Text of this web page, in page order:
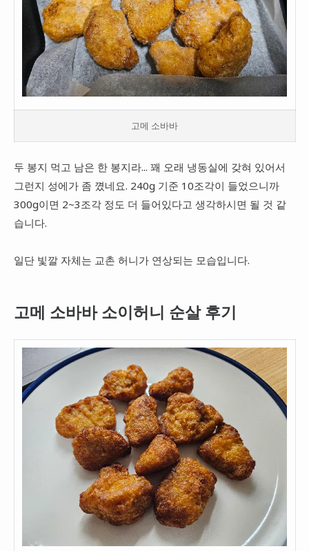
고메 소바바
두 봉지 먹고 남은 한 봉지라... 꽤 오래 냉동실에 갖혀 있어서
그런지 성에가 좀 꼈네요. 240g 기준 10조각이 들었으니까
300g이면 2~3조각 정도 더 들어있다고 생각하시면 될 것 같
습니다.
일단 빛깔 자체는 교촌 허니가 연상되는 모습입니다.
고메 소바바 소이허니 순살 후기